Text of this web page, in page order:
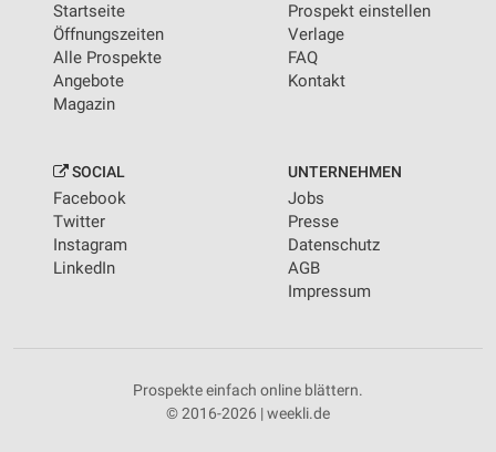
Startseite
Öffnungszeiten
Alle Prospekte
Angebote
Magazin
Prospekt einstellen
Verlage
FAQ
Kontakt
SOCIAL
Facebook
Twitter
Instagram
LinkedIn
UNTERNEHMEN
Jobs
Presse
Datenschutz
AGB
Impressum
Prospekte einfach online blättern.
© 2016-2026 | weekli.de